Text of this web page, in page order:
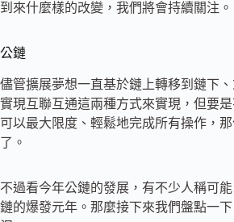
到來什麼樣的改變，我們將會持續關注。
公鏈
儘管擴展夢想一直基於鏈上轉移到鏈下
實現互聯互通這兩種方式來實現，但要是
可以最大限度、輕鬆地完成所有操作，
了。
不過看今年公鏈的發展，有不少人稱可
鏈的爆發元年。那麼接下來我們盤點一